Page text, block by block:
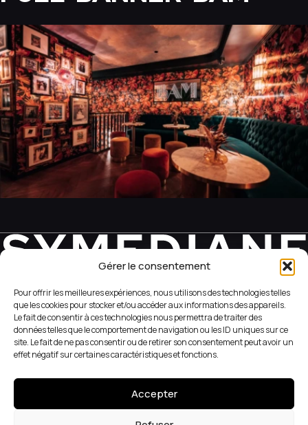
Gérer le consentement
Pour offrir les meilleures expériences, nous utilisons des technologies telles
que les cookies pour stocker et/ou accéder aux informations des appareils.
Le fait de consentir à ces technologies nous permettra de traiter des
données telles que le comportement de navigation ou les ID uniques sur ce
site. Le fait de ne pas consentir ou de retirer son consentement peut avoir un
effet négatif sur certaines caractéristiques et fonctions.
Accepter
REVEAL YOUR WEB SIDE
+33 (1) 42 56 05 98
51 Rue du Caire
75002 Paris
Terms and Conditions
Instagram